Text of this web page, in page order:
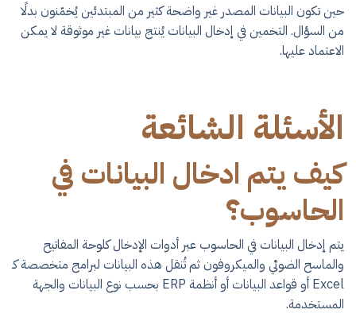
حين تكون البيانات المصدر غير واضحة كثير من المبتدئين يُخمّنون بدلًا
من السؤال. التخمين في إدخال البيانات يُنتج بيانات غير موثوقة لا يمكن
الاعتماد عليها.
الأسئلة الشائعة
كيف يتم ادخال البيانات في
الحاسوب؟
يتم إدخال البيانات في الحاسوب عبر أدوات الإدخال كلوحة المفاتيح
والماسح الضوئي والميكروفون ثم تُنقل هذه البيانات لبرامج متخصصة كـ
Excel أو قواعد البيانات أو أنظمة ERP بحسب نوع البيانات والجهة
المستخدمة.